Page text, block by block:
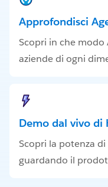
Approfondisci
Scopri in che
aziende di ogni
Demo dal vivo di
Scopri la potenza
guardando il